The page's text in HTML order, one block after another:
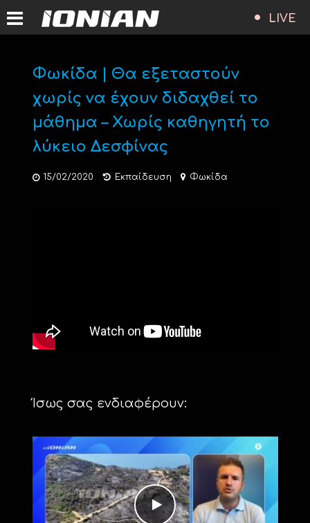
LIVE
Φωκίδα | Θα εξεταστούν
χωρίς να έχουν διδαχθεί το
μάθημα – Χωρίς καθηγητή το
λύκειο Δεσφίνας
15/02/2020 Εκπαίδευση Φωκίδα
Ίσως σας ενδιαφέρουν: